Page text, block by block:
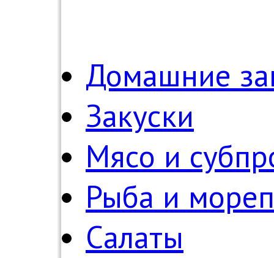
Домашние
Закуски
Мясо и
Рыба и
Салаты